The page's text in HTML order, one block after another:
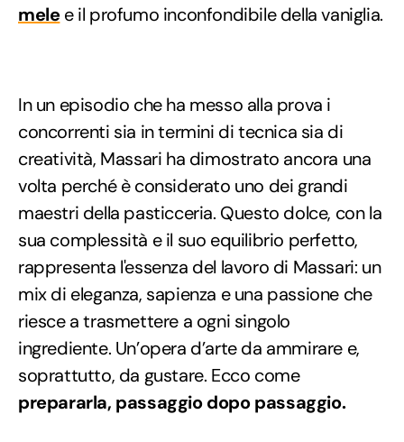
melee il profumo inconfondibile della vaniglia.
In un episodio che ha messo alla prova i
concorrenti sia in termini di tecnica sia di
creatività, Massari ha dimostrato ancora una
volta perché è considerato uno dei grandi
maestri della pasticceria. Questo dolce, con la
sua complessità e il suo equilibrio perfetto,
rappresenta l'essenza del lavoro di Massari: un
mix di eleganza, sapienza e una passione che
riesce a trasmettere a ogni singolo
ingrediente. Un’opera d’arte da ammirare e,
soprattutto, da gustare. Ecco come
prepararla, passaggio dopo passaggio.